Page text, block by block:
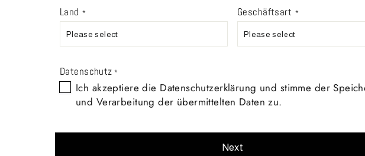
Land * Geschäftsart *
Datenschutz *
Ich akzeptiere die Datenschutzerklärung und stimme der
und Verarbeitung der übermittelten Daten zu.
Next